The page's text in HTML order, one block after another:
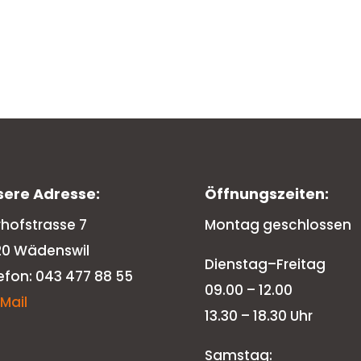
Adresse:
7
Wädenswil
043 477 88 55
Öffnungszeiten:
Montag geschlossen
Dienstag–Freitag
09.00 – 12.00
13.30 – 18.30 Uhr
Samstag: